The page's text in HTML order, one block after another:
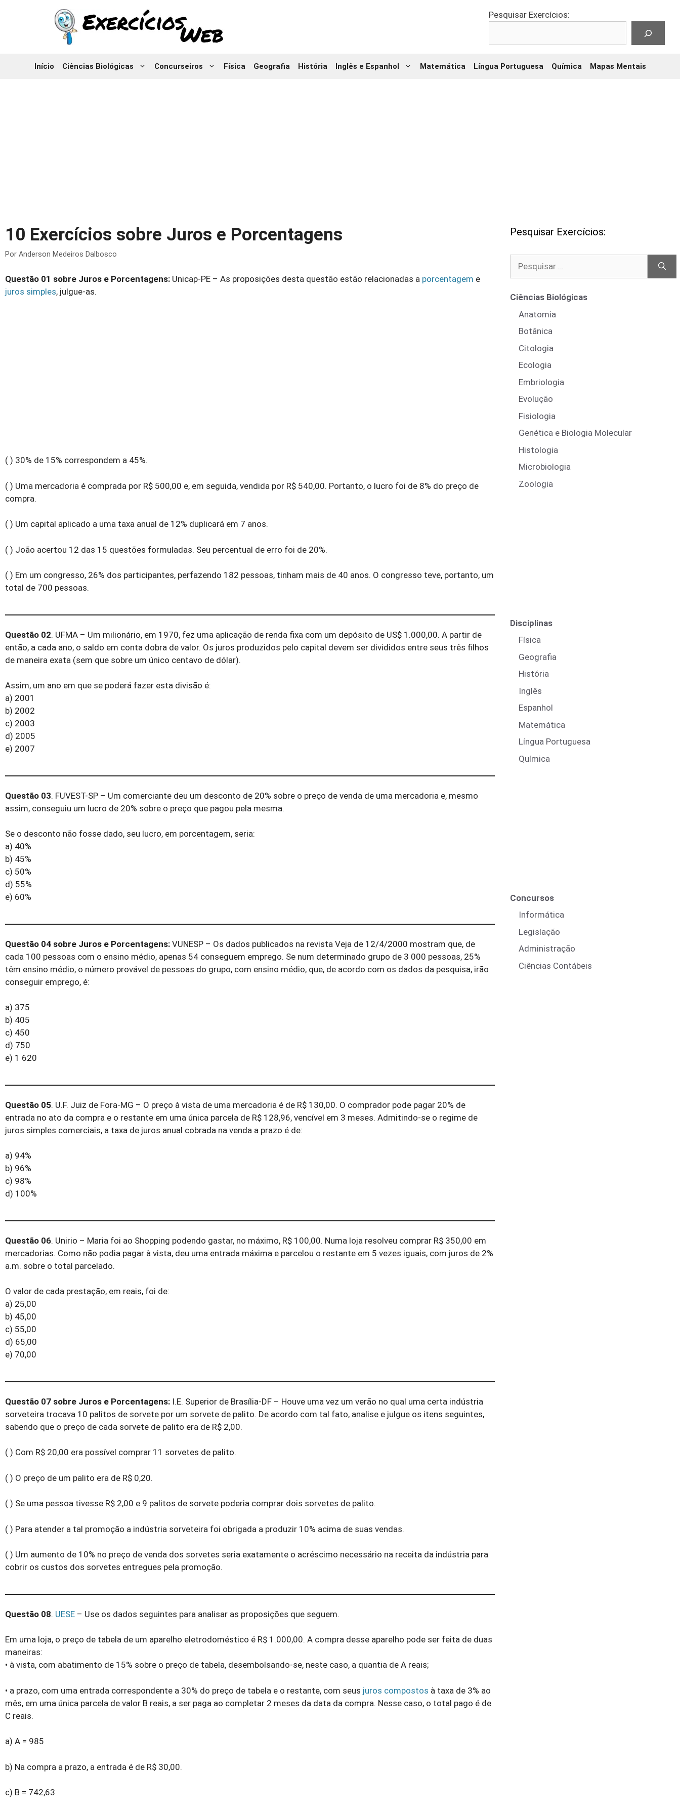
Pesquisar Exercícios:
Início Ciências Biológicas Concurseiros Física Geografia História Inglês e Espanhol Matemática Língua Portuguesa Química Mapas Mentais
10 Exercícios sobre Juros e Porcentagens
Por Anderson Medeiros Dalbosco
Questão 01 sobre Juros e Porcentagens: Unicap-PE – As proposições desta questão estão relacionadas a porcentagem e
juros simples, julgue-as.
( ) 30% de 15% correspondem a 45%.
( ) Uma mercadoria é comprada por R$ 500,00 e, em seguida, vendida por R$ 540,00. Portanto, o lucro foi de 8% do preço de
compra.
( ) Um capital aplicado a uma taxa anual de 12% duplicará em 7 anos.
( ) João acertou 12 das 15 questões formuladas. Seu percentual de erro foi de 20%.
( ) Em um congresso, 26% dos participantes, perfazendo 182 pessoas, tinham mais de 40 anos. O congresso teve, portanto, um
total de 700 pessoas.
Questão 02. UFMA – Um milionário, em 1970, fez uma aplicação de renda fixa com um depósito de US$ 1.000,00. A partir de
então, a cada ano, o saldo em conta dobra de valor. Os juros produzidos pelo capital devem ser divididos entre seus três filhos
de maneira exata (sem que sobre um único centavo de dólar).
Assim, um ano em que se poderá fazer esta divisão é:
a) 2001
b) 2002
c) 2003
d) 2005
e) 2007
Questão 03. FUVEST-SP – Um comerciante deu um desconto de 20% sobre o preço de venda de uma mercadoria e, mesmo
assim, conseguiu um lucro de 20% sobre o preço que pagou pela mesma.
Se o desconto não fosse dado, seu lucro, em porcentagem, seria:
a) 40%
b) 45%
c) 50%
d) 55%
e) 60%
Questão 04 sobre Juros e Porcentagens: VUNESP – Os dados publicados na revista Veja de 12/4/2000 mostram que, de
cada 100 pessoas com o ensino médio, apenas 54 conseguem emprego. Se num determinado grupo de 3 000 pessoas, 25%
têm ensino médio, o número provável de pessoas do grupo, com ensino médio, que, de acordo com os dados da pesquisa, irão
conseguir emprego, é:
a) 375
b) 405
c) 450
d) 750
e) 1 620
Questão 05. U.F. Juiz de Fora-MG – O preço à vista de uma mercadoria é de R$ 130,00. O comprador pode pagar 20% de
entrada no ato da compra e o restante em uma única parcela de R$ 128,96, vencível em 3 meses. Admitindo-se o regime de
juros simples comerciais, a taxa de juros anual cobrada na venda a prazo é de:
a) 94%
b) 96%
c) 98%
d) 100%
Questão 06. Unirio – Maria foi ao Shopping podendo gastar, no máximo, R$ 100,00. Numa loja resolveu comprar R$ 350,00 em
mercadorias. Como não podia pagar à vista, deu uma entrada máxima e parcelou o restante em 5 vezes iguais, com juros de 2%
a.m. sobre o total parcelado.
O valor de cada prestação, em reais, foi de:
a) 25,00
b) 45,00
c) 55,00
d) 65,00
e) 70,00
Questão 07 sobre Juros e Porcentagens: I.E. Superior de Brasília-DF – Houve uma vez um verão no qual uma certa indústria
sorveteira trocava 10 palitos de sorvete por um sorvete de palito. De acordo com tal fato, analise e julgue os itens seguintes,
sabendo que o preço de cada sorvete de palito era de R$ 2,00.
( ) Com R$ 20,00 era possível comprar 11 sorvetes de palito.
( ) O preço de um palito era de R$ 0,20.
( ) Se uma pessoa tivesse R$ 2,00 e 9 palitos de sorvete poderia comprar dois sorvetes de palito.
( ) Para atender a tal promoção a indústria sorveteira foi obrigada a produzir 10% acima de suas vendas.
( ) Um aumento de 10% no preço de venda dos sorvetes seria exatamente o acréscimo necessário na receita da indústria para
cobrir os custos dos sorvetes entregues pela promoção.
Questão 08. UESE – Use os dados seguintes para analisar as proposições que seguem.
Em uma loja, o preço de tabela de um aparelho eletrodoméstico é R$ 1.000,00. A compra desse aparelho pode ser feita de duas
maneiras:
• à vista, com abatimento de 15% sobre o preço de tabela, desembolsando-se, neste caso, a quantia de A reais;
• a prazo, com uma entrada correspondente a 30% do preço de tabela e o restante, com seus juros compostos à taxa de 3% ao
mês, em uma única parcela de valor B reais, a ser paga ao completar 2 meses da data da compra. Nesse caso, o total pago é de
C reais.
a) A = 985
b) Na compra a prazo, a entrada é de R$ 30,00.
c) B = 742,63
Pesquisar Exercícios:
Ciências Biológicas
Anatomia
Botânica
Citologia
Ecologia
Embriologia
Evolução
Fisiologia
Genética e Biologia Molecular
Histologia
Microbiologia
Zoologia
Disciplinas
Física
Geografia
História
Inglês
Espanhol
Matemática
Língua Portuguesa
Química
Concursos
Informática
Legislação
Administração
Ciências Contábeis